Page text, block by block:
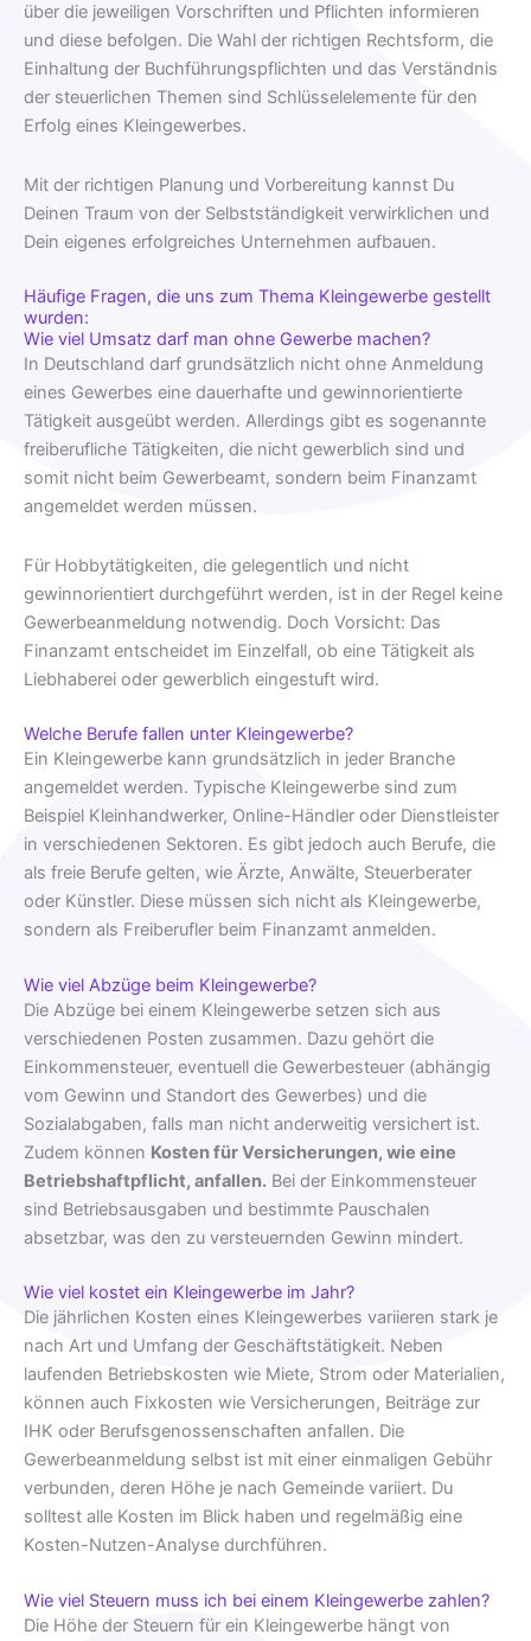
über die jeweiligen Vorschriften und Pflichten informieren
und diese befolgen. Die Wahl der richtigen Rechtsform, die
Einhaltung der Buchführungspflichten und das Verständnis
der steuerlichen Themen sind Schlüsselelemente für den
Erfolg eines Kleingewerbes.
Mit der richtigen Planung und Vorbereitung kannst Du
Deinen Traum von der Selbstständigkeit verwirklichen und
Dein eigenes erfolgreiches Unternehmen aufbauen.
Häufige Fragen, die uns zum Thema Kleingewerbe gestellt
wurden:
Wie viel Umsatz darf man ohne Gewerbe machen?
In Deutschland darf grundsätzlich nicht ohne Anmeldung
eines Gewerbes eine dauerhafte und gewinnorientierte
Tätigkeit ausgeübt werden. Allerdings gibt es sogenannte
freiberufliche Tätigkeiten, die nicht gewerblich sind und
somit nicht beim Gewerbeamt, sondern beim Finanzamt
angemeldet werden müssen.
Für Hobbytätigkeiten, die gelegentlich und nicht
gewinnorientiert durchgeführt werden, ist in der Regel keine
Gewerbeanmeldung notwendig. Doch Vorsicht: Das
Finanzamt entscheidet im Einzelfall, ob eine Tätigkeit als
Liebhaberei oder gewerblich eingestuft wird.
Welche Berufe fallen unter Kleingewerbe?
Ein Kleingewerbe kann grundsätzlich in jeder Branche
angemeldet werden. Typische Kleingewerbe sind zum
Beispiel Kleinhandwerker, Online-Händler oder Dienstleister
in verschiedenen Sektoren. Es gibt jedoch auch Berufe, die
als freie Berufe gelten, wie Ärzte, Anwälte, Steuerberater
oder Künstler. Diese müssen sich nicht als Kleingewerbe,
sondern als Freiberufler beim Finanzamt anmelden.
Wie viel Abzüge beim Kleingewerbe?
Die Abzüge bei einem Kleingewerbe setzen sich aus
verschiedenen Posten zusammen. Dazu gehört die
Einkommensteuer, eventuell die Gewerbesteuer (abhängig
vom Gewinn und Standort des Gewerbes) und die
Sozialabgaben, falls man nicht anderweitig versichert ist.
Zudem können Kosten für Versicherungen, wie eine
Betriebshaftpflicht, anfallen. Bei der Einkommensteuer
sind Betriebsausgaben und bestimmte Pauschalen
absetzbar, was den zu versteuernden Gewinn mindert.
Wie viel kostet ein Kleingewerbe im Jahr?
Die jährlichen Kosten eines Kleingewerbes variieren stark je
nach Art und Umfang der Geschäftstätigkeit. Neben
laufenden Betriebskosten wie Miete, Strom oder Materialien,
können auch Fixkosten wie Versicherungen, Beiträge zur
IHK oder Berufsgenossenschaften anfallen. Die
Gewerbeanmeldung selbst ist mit einer einmaligen Gebühr
verbunden, deren Höhe je nach Gemeinde variiert. Du
solltest alle Kosten im Blick haben und regelmäßig eine
Kosten-Nutzen-Analyse durchführen.
Wie viel Steuern muss ich bei einem Kleingewerbe zahlen?
Die Höhe der Steuern für ein Kleingewerbe hängt von